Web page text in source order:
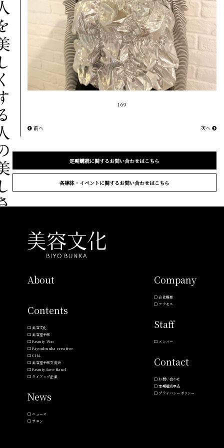
169
前へ 次へ
定期購読に関するお問い合わせはこちら
各媒体・イベントに関するお問い合わせはこちら
About
Contents
美容文化
美容室手帖
Beauty Woo
Biyoubunka creative
CHA
美容室手帖交流会
Beauty Save Hand
タイアップ企業
News
ニュース
サロン
Company
会社概要
アクセス
Staff
メンバー
Contact
お問い合わせ
定期購読申込
プライバシーポリシー